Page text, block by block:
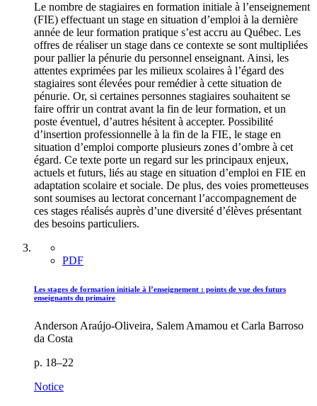
Le nombre de stagiaires en formation initiale à l’enseignement
(FIE) effectuant un stage en situation d’emploi à la dernière
année de leur formation pratique s’est accru au Québec. Les
offres de réaliser un stage dans ce contexte se sont multipliées
pour pallier la pénurie du personnel enseignant. Ainsi, les
attentes exprimées par les milieux scolaires à l’égard des
stagiaires sont élevées pour remédier à cette situation de
pénurie. Or, si certaines personnes stagiaires souhaitent se
faire offrir un contrat avant la fin de leur formation, et un
poste éventuel, d’autres hésitent à accepter. Possibilité
d’insertion professionnelle à la fin de la FIE, le stage en
situation d’emploi comporte plusieurs zones d’ombre à cet
égard. Ce texte porte un regard sur les principaux enjeux,
actuels et futurs, liés au stage en situation d’emploi en FIE en
adaptation scolaire et sociale. De plus, des voies prometteuses
sont soumises au lectorat concernant l’accompagnement de
ces stages réalisés auprès d’une diversité d’élèves présentant
des besoins particuliers.
PDF
Les stages de formation initiale à l’enseignement : points de vue des futurs
enseignants du primaire
Anderson Araújo-Oliveira, Salem Amamou et Carla Barroso
da Costa
p. 18–22
Notice